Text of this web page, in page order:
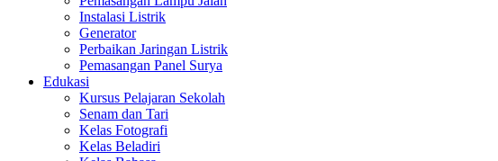
Instalasi Listrik
Generator
Perbaikan Jaringan Listrik
Pemasangan Panel Surya
Edukasi
Kursus Pelajaran Sekolah
Senam dan Tari
Kelas Fotografi
Kelas Beladiri